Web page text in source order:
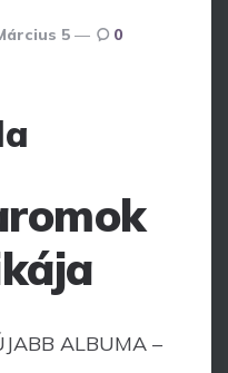
5 0
ALBUMA –